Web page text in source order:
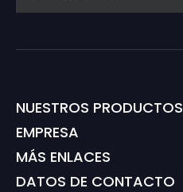
NUESTROS PRODUCTOS
EMPRESA
MÁS ENLACES
DATOS DE CONTACTO